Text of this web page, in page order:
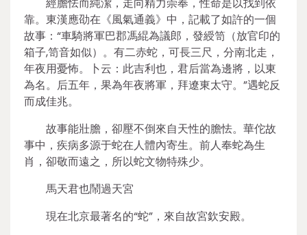
靠。東漢應劭在《風氣通義》中，記載了如許的一個
故事：“車騎將軍巴郡馮緄為議郎，發綬笥（放官印的
箱子,笥音如似）。有二赤蛇，可長三尺，分南北走，
年夜用憂怖。卜云：此吉利也，君后當為邊將，以東
為名。后五年，果為年夜將軍，拜遼東太守。”遇蛇反
而成佳兆。
故事能壯膽，卻壓不倒來自天性的膽怯。華佗故
事中，疾病多源于蛇在人體內寄生。前人奉蛇為生
肖，卻敬而遠之，所以蛇文物特殊少。
馬天君也鬧過天宮
現在北京最著名的“蛇”，來自故宮欽安殿。